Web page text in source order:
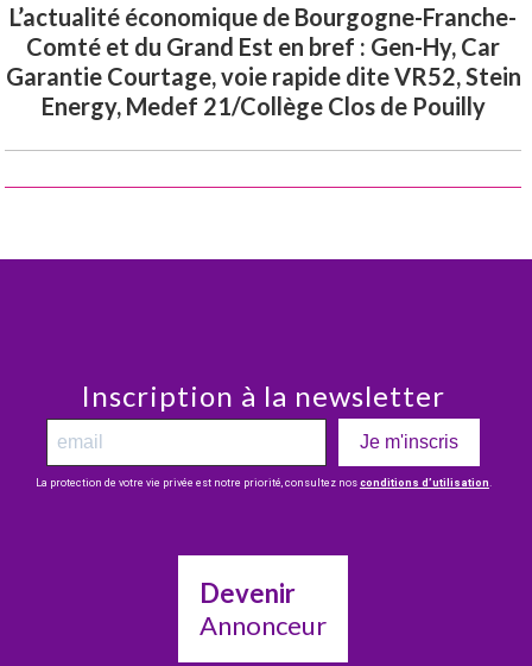
L’actualité économique de Bourgogne-Franche-
Comté et du Grand Est en bref : Gen-Hy, Car
Garantie Courtage, voie rapide dite VR52, Stein
Energy, Medef 21/Collège Clos de Pouilly
Inscription à la newsletter
Je m'inscris
La protection de votre vie privée est notre priorité, consultez nos conditions d’utilisation
Devenir
Annonceur